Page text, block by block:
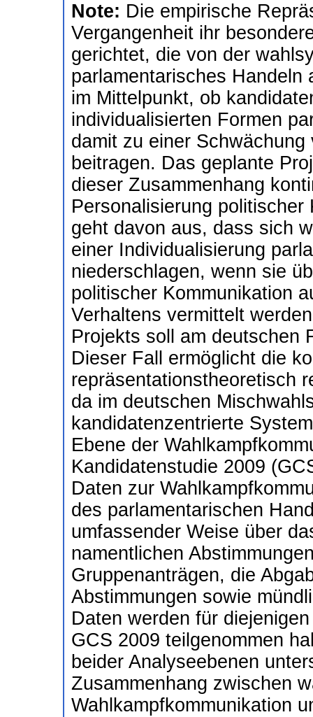
Note: Die empirische
Vergangenheit ihr
gerichtet, die von der
parlamentarisches Handeln
im Mittelpunkt, ob
individualisierten Formen
damit zu einer
beitragen. Das geplante
dieser Zusammenhang
Personalisierung
geht davon aus, dass sich
einer Individualisierung
niederschlagen, wenn sie
politischer Kommunikation
Verhaltens vermittelt
Projekts soll am deutschen
Dieser Fall ermöglicht die
repräsentationstheoretisch
da im deutschen
kandidatenzentrierte
Ebene der
Kandidatenstudie 2009
Daten zur
des parlamentarischen
umfassender Weise über
namentlichen
Gruppenanträgen, die
Abstimmungen sowie
Daten werden für
GCS 2009 teilgenommen
beider Analyseebenen
Zusammenhang zwischen
Wahlkampfkommunikation